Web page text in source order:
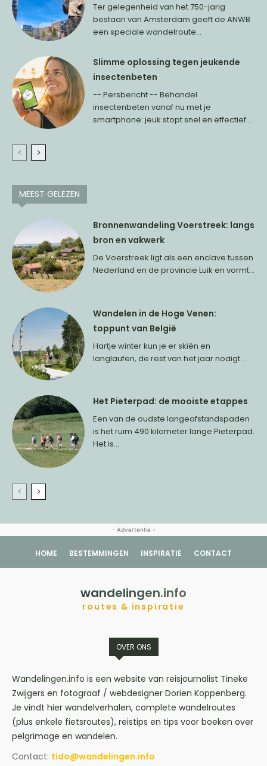
Ter gelegenheid van het 750-jarig
bestaan van Amsterdam geeft de ANWB
een speciale wandelroute...
Slimme oplossing tegen jeukende
insectenbeten
-- Persbericht -- Behandel
insectenbeten vanaf nu met je
smartphone: jeuk stopt snel en effectief...
MEEST GELEZEN
Bronnenwandeling Voerstreek: langs
bron en vakwerk
De Voerstreek ligt als een enclave tussen
Nederland en de provincie Luik en vormt...
Wandelen in de Hoge Venen:
toppunt van België
Hartje winter kun je er skiën en
langlaufen, de rest van het jaar nodigt...
Het Pieterpad: de mooiste etappes
Een van de oudste langeafstandspaden
is het ruim 490 kilometer lange Pieterpad.
Het is...
- Advertentie -
HOME BESTEMMINGEN INSPIRATIE CONTACT
wandelingen.info
routes & inspiratie
OVER ONS
Wandelingen.info is een website van reisjournalist Tineke
Zwijgers en fotograaf / webdesigner Dorien Koppenberg.
Je vindt hier wandelverhalen, complete wandelroutes
(plus enkele fietsroutes), reistips en tips voor boeken over
pelgrimage en wandelen.
Contact: tido@wandelingen.info